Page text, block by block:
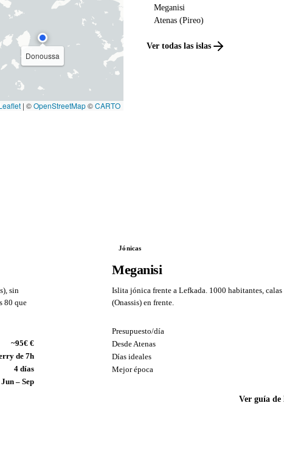
Donoussa
| ©OpenStreetMap©CARTO
Meganisi
Atenas (Pireo)
Ver todas las islas
sin
80 que
~95€ €
de 7h
4 días
Jun – Sep
Jónicas
Meganisi
Islita jónica frente a Lefkada. 1000 habitantes,
(Onassis) en frente.
Presupuesto/día
Desde Atenas
Días ideales
Mejor época
Ver guía de